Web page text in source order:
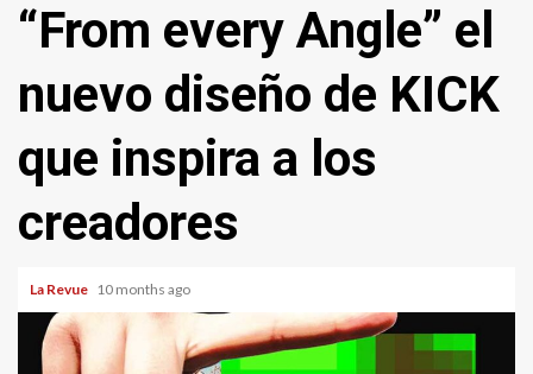
“From every Angle” el
nuevo diseño de KICK
que inspira a los
creadores
La Revue 10 months ago